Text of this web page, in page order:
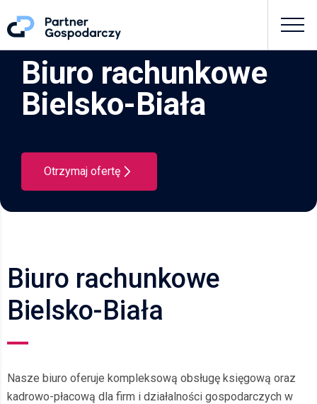
Biuro rachunkowe
Bielsko-Biała
Otrzymaj ofertę
Biuro rachunkowe
Bielsko-Biała
Nasze biuro oferuje kompleksową obsługę księgową oraz
kadrowo-płacową dla firm i działalności gospodarczych w